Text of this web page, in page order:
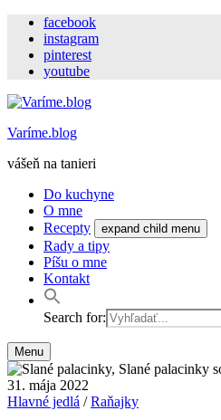
facebook
instagram
pinterest
youtube
Varíme.blog
vášeň na tanieri
Do kuchyne
O mne
Recepty
expand child menu
Rady a tipy
Píšu o mne
Kontakt
Search for:
Menu
31. mája 2022
Hlavné jedlá /Raňajky